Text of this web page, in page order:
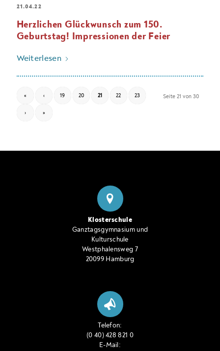
21.04.22
Herzlichen Glückwunsch zum 150.
Geburtstag! Impressionen der Feier
Weiterlesen
Seite 21 von 30
« ‹ 19 20 21 22 23
› »
Klosterschule
Ganztagsgymnasium und
Kulturschule
Westphalensweg 7
20099 Hamburg
Telefon:
(0 40) 428 821 0
E-Mail: